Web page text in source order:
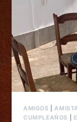
AMIGOS
CUMPLEAÑOS